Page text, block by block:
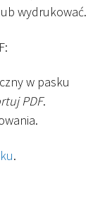
wydrukować.
w pasku
PDF.
.